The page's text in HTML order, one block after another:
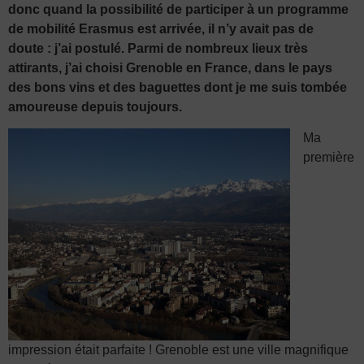
donc quand la possibilité de participer à un programme
de mobilité Erasmus est arrivée, il n’y avait pas de
doute : j’ai postulé. Parmi de nombreux lieux très
attirants, j’ai choisi Grenoble en France, dans le pays
des bons vins et des baguettes dont je me suis tombée
amoureuse depuis toujours.
Ma
première
impression était parfaite ! Grenoble est une ville magnifique